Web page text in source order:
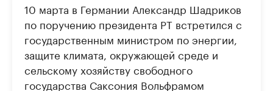
10 марта в Германии Александр Шадриков
по поручению президента РТ встретился с
государственным министром по энергии,
защите климата, окружающей среде и
сельскому хозяйству свободного
государства Саксония Вольфрамом